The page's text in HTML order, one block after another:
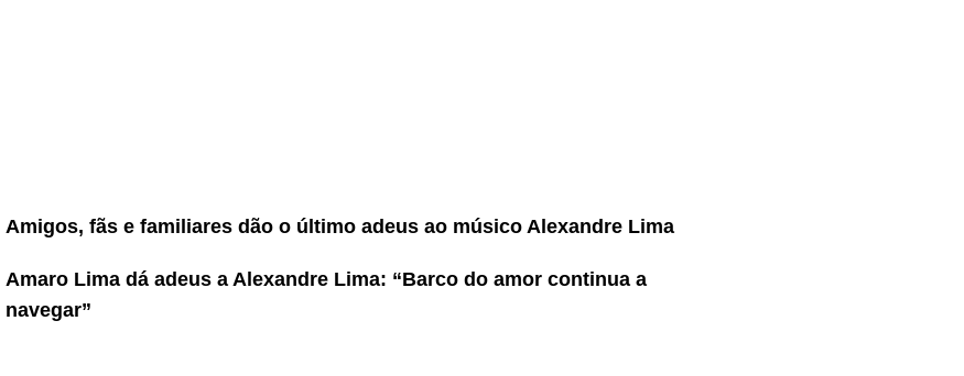
Amigos, fãs e familiares dão o último adeus ao músico Alexandre Lima
Amaro Lima dá adeus a Alexandre Lima: “Barco do amor continua a
navegar”